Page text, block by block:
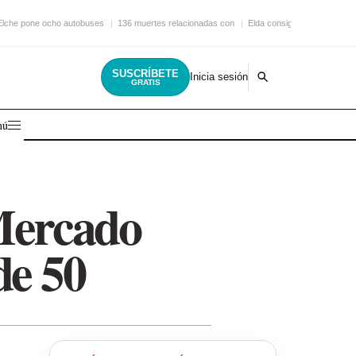
pone ocho autobuses 136 muertes relacionadas con Elda consigue una nueva
SUSCRÍBETE
GRATIS Inicia sesión
50